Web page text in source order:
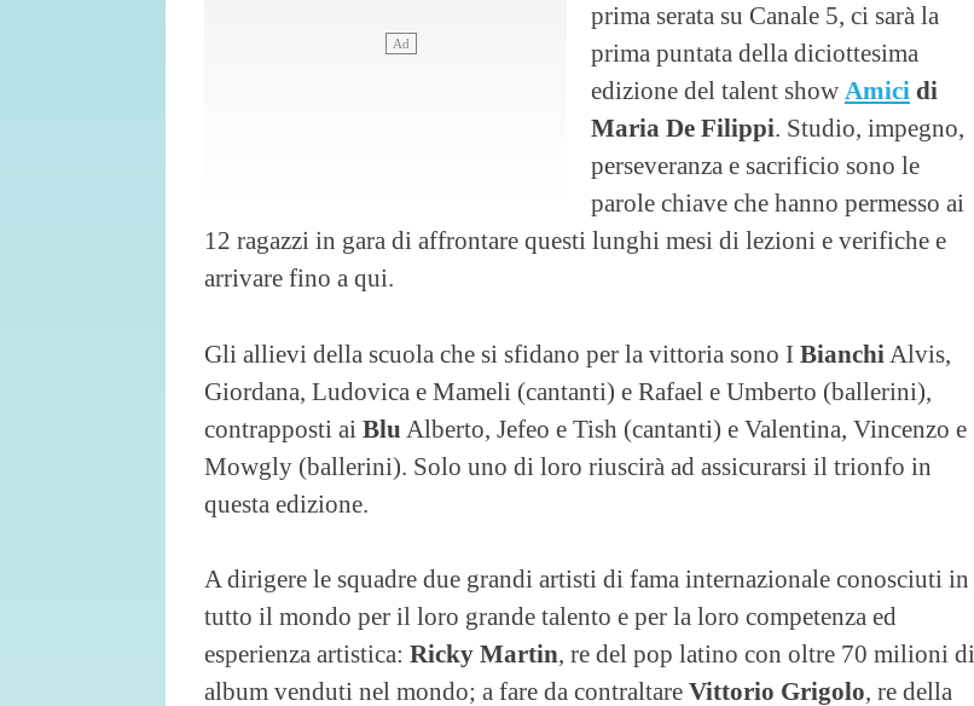
prima serata su Canale 5, ci sarà la
prima puntata della diciottesima
edizione del talent show Amici di
Maria De Filippi. Studio, impegno,
perseveranza e sacrificio sono le
parole chiave che hanno permesso ai
12 ragazzi in gara di affrontare questi lunghi mesi di lezioni e verifiche e
arrivare fino a qui.
Gli allievi della scuola che si sfidano per la vittoria sono I Bianchi Alvis,
Giordana, Ludovica e Mameli (cantanti) e Rafael e Umberto (ballerini),
contrapposti ai Blu Alberto, Jefeo e Tish (cantanti) e Valentina, Vincenzo e
Mowgly (ballerini). Solo uno di loro riuscirà ad assicurarsi il trionfo in
questa edizione.
A dirigere le squadre due grandi artisti di fama internazionale conosciuti in
tutto il mondo per il loro grande talento e per la loro competenza ed
esperienza artistica: Ricky Martin, re del pop latino con oltre 70 milioni di
album venduti nel mondo; a fare da contraltare Vittorio Grigolo, re della